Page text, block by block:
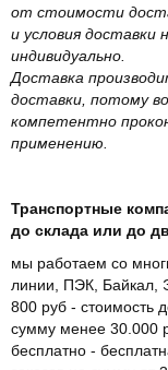
от стоимости
и условия доставки
индивидуально.
Доставка
доставки, потому
компетентно
применению.
Транспортные
до склада или до
мы работаем со
линии, ПЭК, Байкал,
800 руб - стоимость
сумму менее 30.000
бесплатно -